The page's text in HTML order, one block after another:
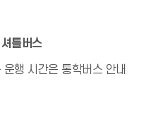
틀버스
행 시간은 통학버스 안내